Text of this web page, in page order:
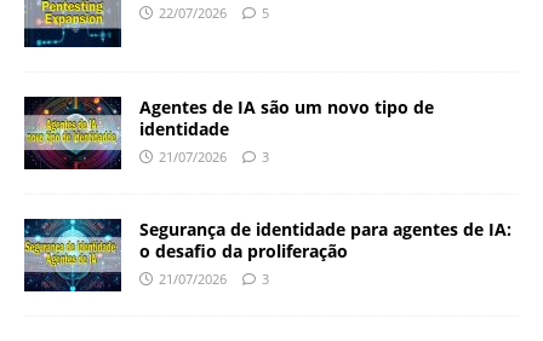
22/07/2026 5
Agentes de IA são um novo tipo de
identidade
21/07/2026 3
Segurança de identidade para agentes de IA:
o desafio da proliferação
21/07/2026 3